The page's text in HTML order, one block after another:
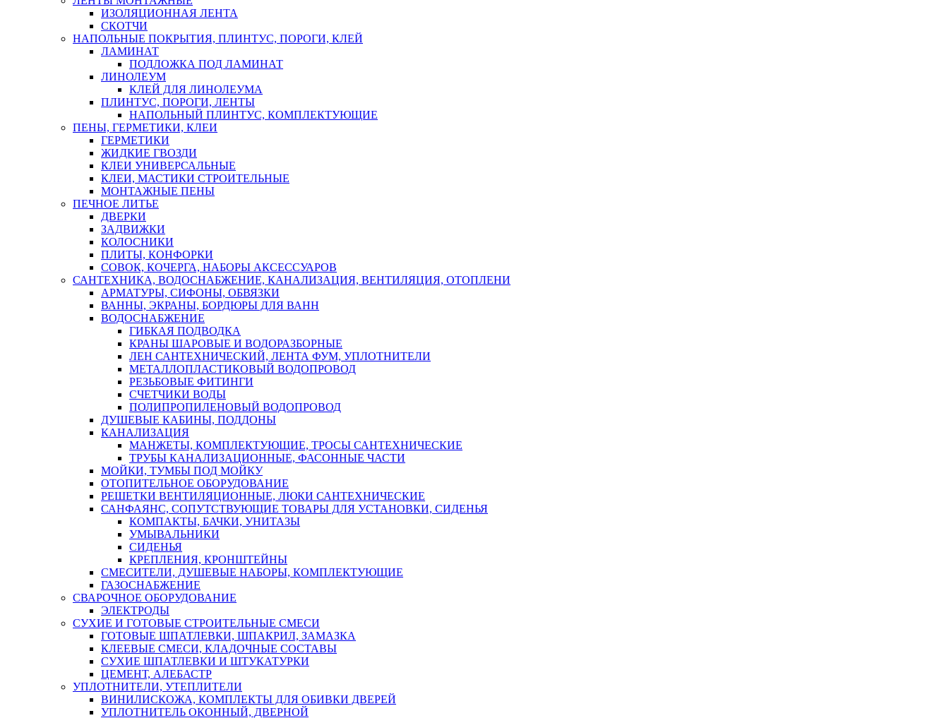
ИЗОЛЯЦИОННАЯ ЛЕНТА
СКОТЧИ
НАПОЛЬНЫЕ ПОКРЫТИЯ, ПЛИНТУС, ПОРОГИ, КЛЕЙ
ЛАМИНАТ
ПОДЛОЖКА ПОД ЛАМИНАТ
ЛИНОЛЕУМ
КЛЕЙ ДЛЯ ЛИНОЛЕУМА
ПЛИНТУС, ПОРОГИ, ЛЕНТЫ
НАПОЛЬНЫЙ ПЛИНТУС, КОМПЛЕКТУЮЩИЕ
ПЕНЫ, ГЕРМЕТИКИ, КЛЕИ
ГЕРМЕТИКИ
ЖИДКИЕ ГВОЗДИ
КЛЕИ УНИВЕРСАЛЬНЫЕ
КЛЕИ, МАСТИКИ СТРОИТЕЛЬНЫЕ
МОНТАЖНЫЕ ПЕНЫ
ПЕЧНОЕ ЛИТЬЕ
ДВЕРКИ
ЗАДВИЖКИ
КОЛОСНИКИ
ПЛИТЫ, КОНФОРКИ
СОВОК, КОЧЕРГА, НАБОРЫ АКСЕССУАРОВ
САНТЕХНИКА, ВОДОСНАБЖЕНИЕ, КАНАЛИЗАЦИЯ, ВЕНТИЛЯЦИЯ, ОТОПЛЕНИ
АРМАТУРЫ, СИФОНЫ, ОБВЯЗКИ
ВАННЫ, ЭКРАНЫ, БОРДЮРЫ ДЛЯ ВАНН
ВОДОСНАБЖЕНИЕ
ГИБКАЯ ПОДВОДКА
КРАНЫ ШАРОВЫЕ И ВОДОРАЗБОРНЫЕ
ЛЕН САНТЕХНИЧЕСКИЙ, ЛЕНТА ФУМ, УПЛОТНИТЕЛИ
МЕТАЛЛОПЛАСТИКОВЫЙ ВОДОПРОВОД
РЕЗЬБОВЫЕ ФИТИНГИ
СЧЕТЧИКИ ВОДЫ
ПОЛИПРОПИЛЕНОВЫЙ ВОДОПРОВОД
ДУШЕВЫЕ КАБИНЫ, ПОДДОНЫ
КАНАЛИЗАЦИЯ
МАНЖЕТЫ, КОМПЛЕКТУЮЩИЕ, ТРОСЫ САНТЕХНИЧЕСКИЕ
ТРУБЫ КАНАЛИЗАЦИОННЫЕ, ФАСОННЫЕ ЧАСТИ
МОЙКИ, ТУМБЫ ПОД МОЙКУ
ОТОПИТЕЛЬНОЕ ОБОРУДОВАНИЕ
РЕШЕТКИ ВЕНТИЛЯЦИОННЫЕ, ЛЮКИ САНТЕХНИЧЕСКИЕ
САНФАЯНС, СОПУТСТВУЮЩИЕ ТОВАРЫ ДЛЯ УСТАНОВКИ, СИДЕНЬЯ
КОМПАКТЫ, БАЧКИ, УНИТАЗЫ
УМЫВАЛЬНИКИ
СИДЕНЬЯ
КРЕПЛЕНИЯ, КРОНШТЕЙНЫ
СМЕСИТЕЛИ, ДУШЕВЫЕ НАБОРЫ, КОМПЛЕКТУЮЩИЕ
ГАЗОСНАБЖЕНИЕ
СВАРОЧНОЕ ОБОРУДОВАНИЕ
ЭЛЕКТРОДЫ
СУХИЕ И ГОТОВЫЕ СТРОИТЕЛЬНЫЕ СМЕСИ
ГОТОВЫЕ ШПАТЛЕВКИ, ШПАКРИЛ, ЗАМАЗКА
КЛЕЕВЫЕ СМЕСИ, КЛАДОЧНЫЕ СОСТАВЫ
СУХИЕ ШПАТЛЕВКИ И ШТУКАТУРКИ
ЦЕМЕНТ, АЛЕБАСТР
УПЛОТНИТЕЛИ, УТЕПЛИТЕЛИ
ВИНИЛИСКОЖА, КОМПЛЕКТЫ ДЛЯ ОБИВКИ ДВЕРЕЙ
УПЛОТНИТЕЛЬ ОКОННЫЙ, ДВЕРНОЙ